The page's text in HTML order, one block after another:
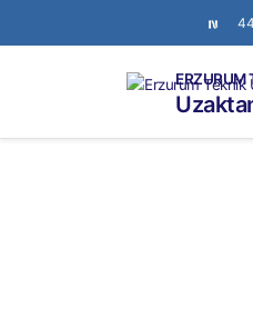
ERZURUM